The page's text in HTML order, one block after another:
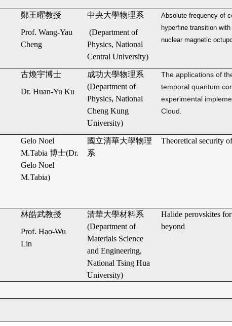
鄭王曜教授
Prof. Wang-Yau
Cheng
中央大學物理系
(Department of
Physics, National
Central University)
Absolute frequency of
hyperfine transition
nuclear magnetic
古煥宇博士
Dr. Huan-Yu Ku
成功大學物理系
(Department of
Physics, National
Cheng Kung
University)
The applications of
temporal quantum
experimental
Cloud.
Gelo Noel
M.Tabia 博士(Dr.
Gelo Noel
M.Tabia)
國立清華大學物理
系
Theoretical security
林皓武教授
Prof. Hao-Wu
Lin
清華大學材料系
(Department of
Materials Science
and Engineering,
National Tsing Hua
University)
Halide perovskites
beyond